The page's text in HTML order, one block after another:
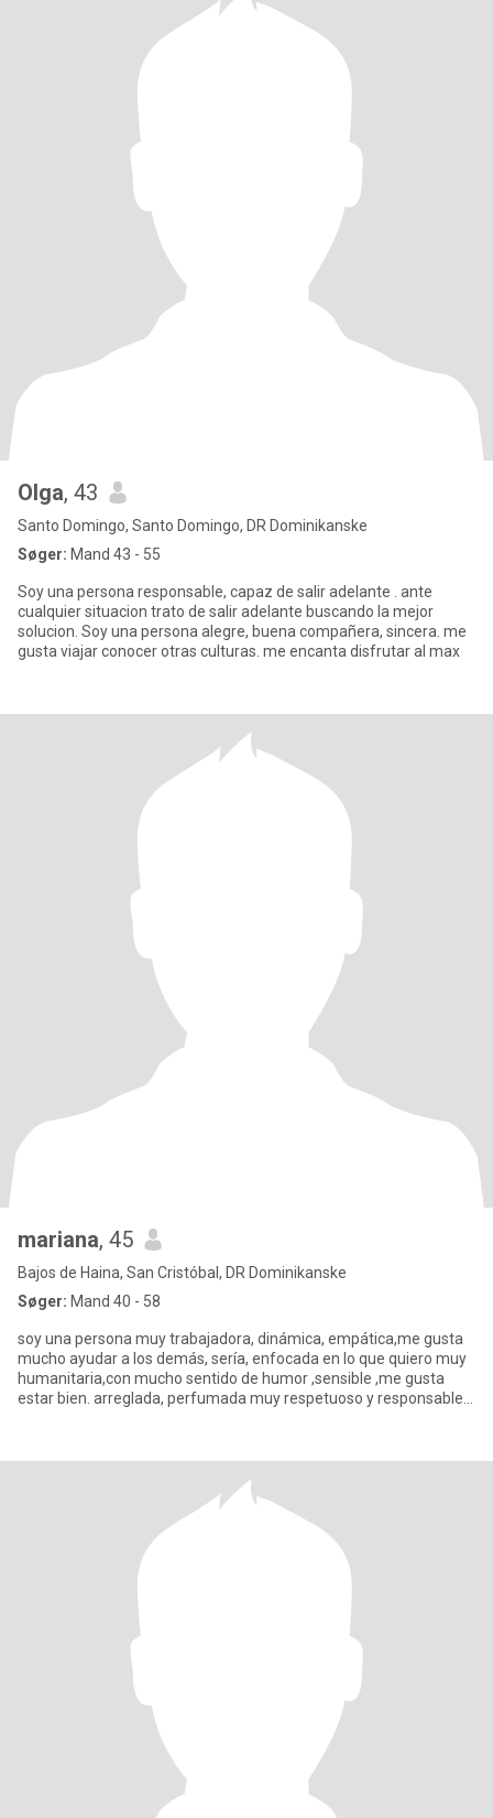
Olga, 43
Santo Domingo, Santo Domingo, DR Dominikanske
Søger: Mand 43 - 55
Soy una persona responsable, capaz de salir adelante . ante
cualquier situacion trato de salir adelante buscando la mejor
solucion. Soy una persona alegre, buena compañera, sincera. me
gusta viajar conocer otras culturas. me encanta disfrutar al max
mariana, 45
Bajos de Haina, San Cristóbal, DR Dominikanske
Søger: Mand 40 - 58
soy una persona muy trabajadora, dinámica, empática,me gusta
mucho ayudar a los demás, sería, enfocada en lo que quiero muy
humanitaria,con mucho sentido de humor ,sensible ,me gusta
estar bien. arreglada, perfumada muy respetuoso y responsable,